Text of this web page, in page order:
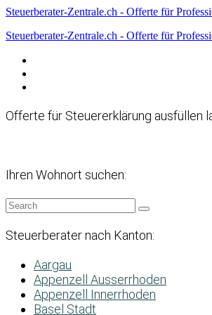
Steuerberater-Zentrale.ch - Offerte für
Steuerberater-Zentrale.ch - Offerte für
Offerte für Steuererklärung ausfüllen
Ihren Wohnort suchen:
Steuerberater nach Kanton:
Aargau
Appenzell Ausserrhoden
Appenzell Innerrhoden
Basel Stadt